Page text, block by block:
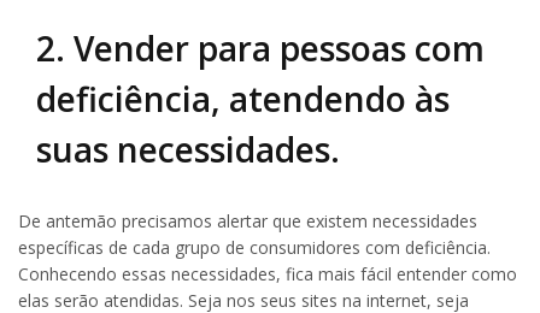
2. Vender para pessoas com
deficiência, atendendo às
suas necessidades.
De antemão precisamos alertar que existem necessidades
específicas de cada grupo de consumidores com deficiência.
Conhecendo essas necessidades, fica mais fácil entender como
elas serão atendidas. Seja nos seus sites na internet, seja